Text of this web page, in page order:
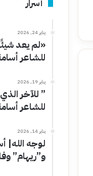
أسرار
يناير 24, 2026
«لم يعد
للشاعر
يناير 19, 2026
” للآخر
للشاعر
يناير 14, 2026
لوجه الله|
و”ريهام”